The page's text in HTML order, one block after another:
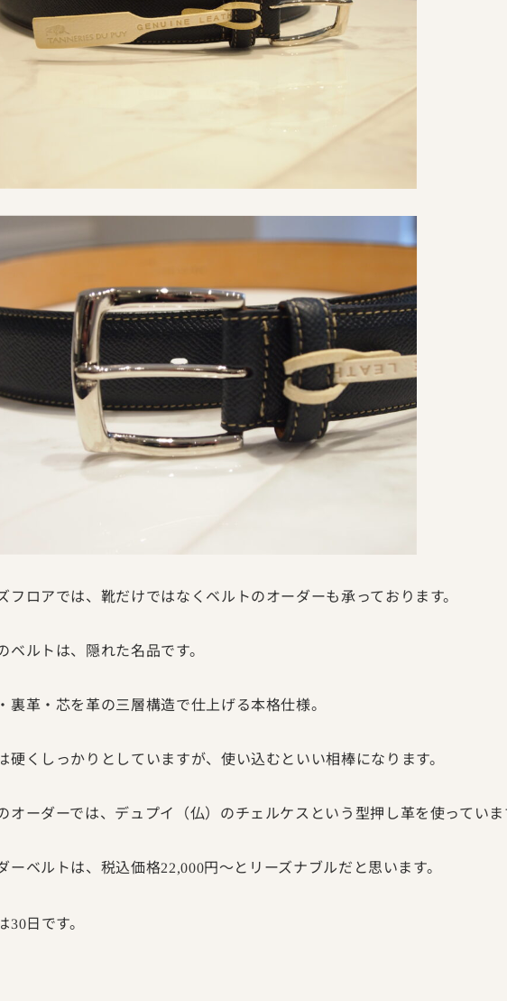
フロアでは、靴だけではなくベルトのオーダーも承っております。
ベルトは、隠れた名品です。
裏革・芯を革の三層構造で仕上げる本格仕様。
硬くしっかりとしていますが、使い込むといい相棒になります。
オーダーでは、デュプイ（仏）のチェルケスという型押し革を使っていま
ーベルトは、税込価格22,000円～とリーズナブルだと思います。
30日です。